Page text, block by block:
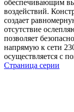
обеспечивающим
воздействий.
создает
отсутствие
позволяет
напрямую к сети
осуществляется с
Страница серии